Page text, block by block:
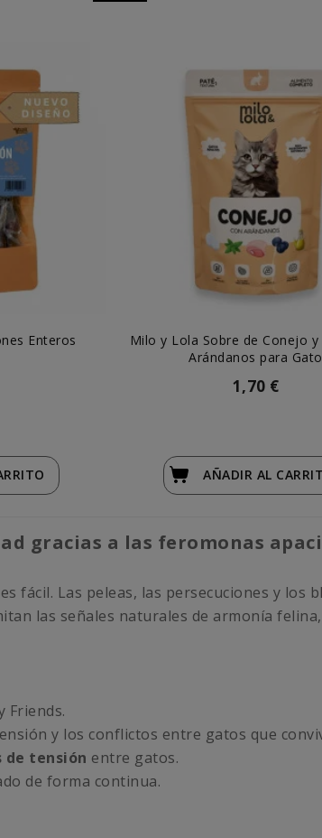
Enteros
Milo y Lola Sobre de Conejo
Arándanos para Gato
1,70 €
AÑADIR AL
gracias a las feromonas
fácil. Las peleas, las persecuciones y los
las señales naturales de armonía
Friends.
y los conflictos entre gatos que
de tensión entre gatos.
de forma continua.